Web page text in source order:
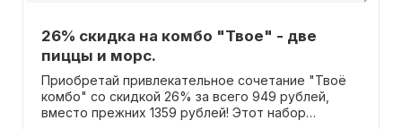
26% скидка на комбо "Твое" - две
пиццы и морс.
Приобретай привлекательное сочетание "Твоё
комбо" со скидкой 26% за всего 949 рублей,
вместо прежних 1359 рублей! Этот набор